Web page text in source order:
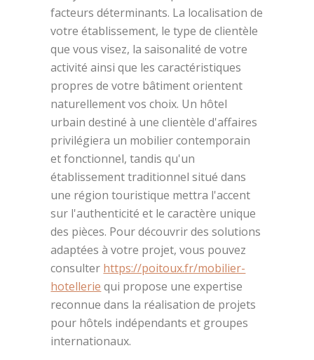
facteurs déterminants. La localisation de
votre établissement, le type de clientèle
que vous visez, la saisonalité de votre
activité ainsi que les caractéristiques
propres de votre bâtiment orientent
naturellement vos choix. Un hôtel
urbain destiné à une clientèle d'affaires
privilégiera un mobilier contemporain
et fonctionnel, tandis qu'un
établissement traditionnel situé dans
une région touristique mettra l'accent
sur l'authenticité et le caractère unique
des pièces. Pour découvrir des solutions
adaptées à votre projet, vous pouvez
consulter https://poitoux.fr/mobilier-
hotellerie qui propose une expertise
reconnue dans la réalisation de projets
pour hôtels indépendants et groupes
internationaux.